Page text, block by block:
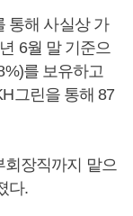
통해 사실상 가
6월 말 기준으
를 보유하고
그린을 통해 87
회장직까지 맡으
다.